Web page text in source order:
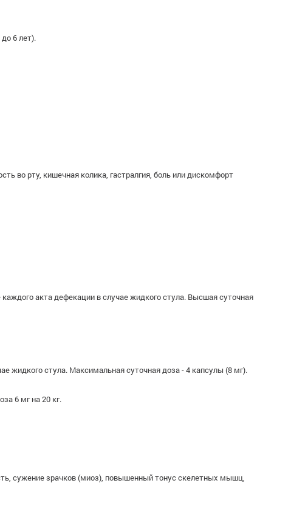
6 лет).
во рту, кишечная колика, гастралгия, боль или дискомфорт
акта дефекации в случае жидкого стула. Высшая суточная
жидкого стула. Максимальная суточная доза - 4 капсулы (8 мг).
6 мг на 20 кг.
сужение зрачков (миоз), повышенный тонус скелетных мышц,